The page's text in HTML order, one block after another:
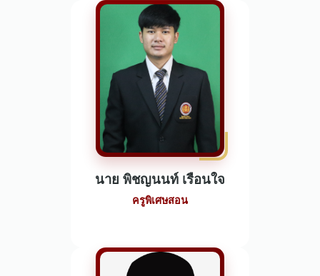
นาย พิชญนนท์ เรือนใจ
ครูพิเศษสอน